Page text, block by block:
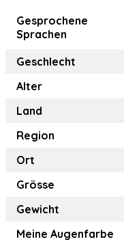
Gesprochene
Sprachen
Geschlecht
Alter
Land
Region
Ort
Grösse
Gewicht
Meine Augenfarbe